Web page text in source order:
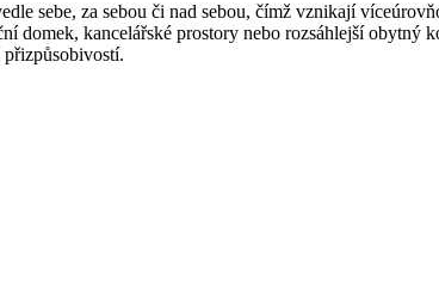
sebe, za sebou či nad sebou, čímž vznikají
domek, kancelářské prostory nebo rozsáhlejší